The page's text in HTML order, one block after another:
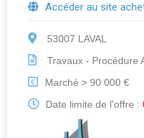
Accéder au site
53007 LAVAL
Travaux - Procédure
€
Marché > 90 000 €
Date limite de l'offre :